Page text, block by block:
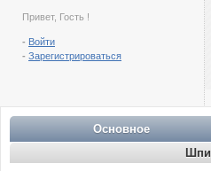
Привет, Гость !
- Войти
- Зарегистрироваться
Основное